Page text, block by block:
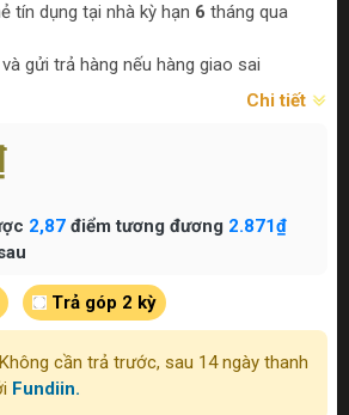
tín dụng tại nhà kỳ hạn 6 tháng qua
gửi trả hàng nếu hàng giao sai
Chi tiết
2,87 điểm tương đương 2.871₫
Trả góp 2 kỳ
] Không cần trả trước, sau 14 ngày thanh
Fundiin.